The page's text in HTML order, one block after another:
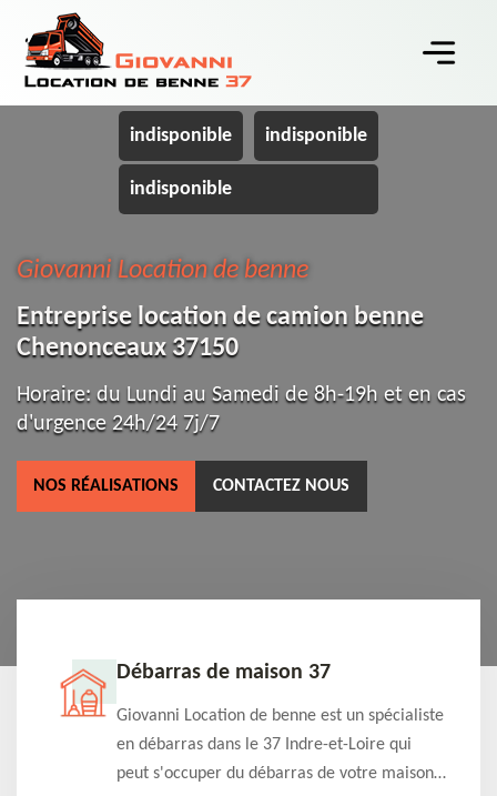
indisponible indisponible
indisponible
Giovanni Location de benne
Entreprise location de camion benne
Chenonceaux 37150
Horaire: du Lundi au Samedi de 8h-19h et en cas
d'urgence 24h/24 7j/7
NOS RÉALISATIONS CONTACTEZ NOUS
Débarras de maison 37
Giovanni Location de benne est un spécialiste
en débarras dans le 37 Indre-et-Loire qui
peut s'occuper du débarras de votre maison